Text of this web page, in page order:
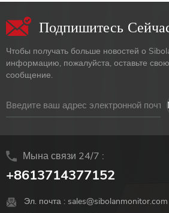
Подпишитесь
Чтобы получать больше новостей о
информацию, пожалуйста, оставьте
сообщение.
Мына связи 24/7 :
+8613714377152
Эл. почта : sales@sibolanmonitor.com